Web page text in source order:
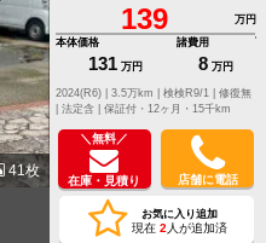
41枚
139
万円
本体価格
131 万円
諸費用
8 万円
修復無
法定含 | 保証付・12ヶ月・15千km
＼無料／
在庫・見積り 店舗に電話
お気に入り追加
現在 2 人が追加済